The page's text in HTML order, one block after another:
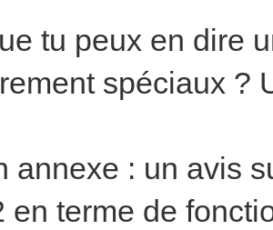
tu peux en dire
spéciaux ?
annexe : un avis
en terme de